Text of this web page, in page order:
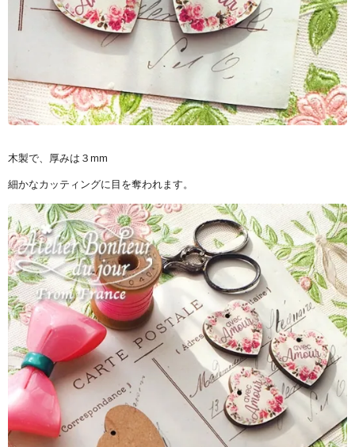
木製で、厚みは３mm
細かなカッティングに目を奪われます。